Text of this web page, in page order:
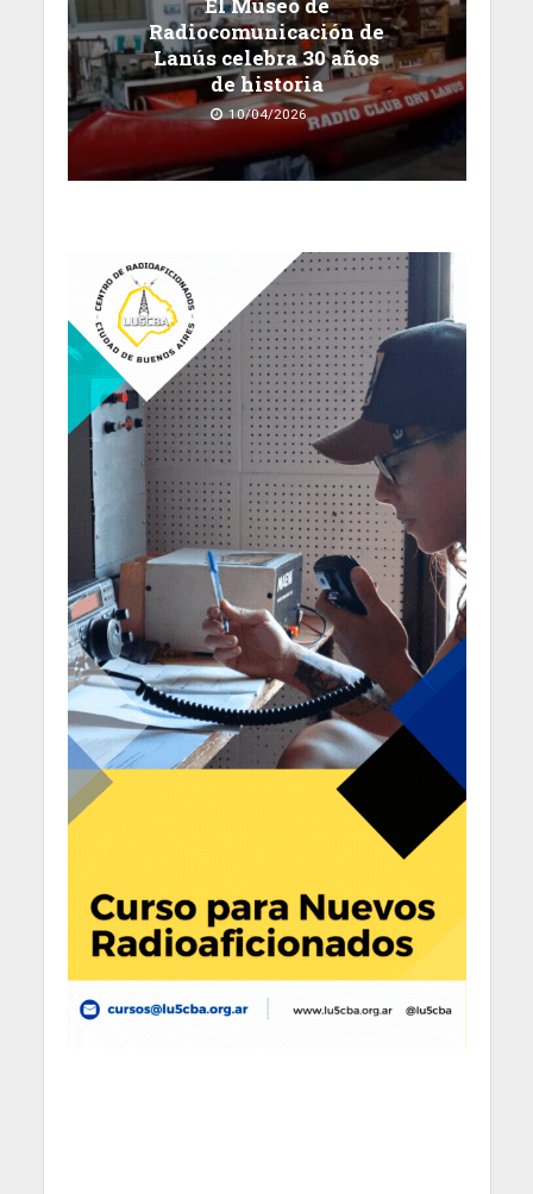
El Museo de
Radiocomunicación de
Lanús celebra 30 años
de historia
10/04/2026